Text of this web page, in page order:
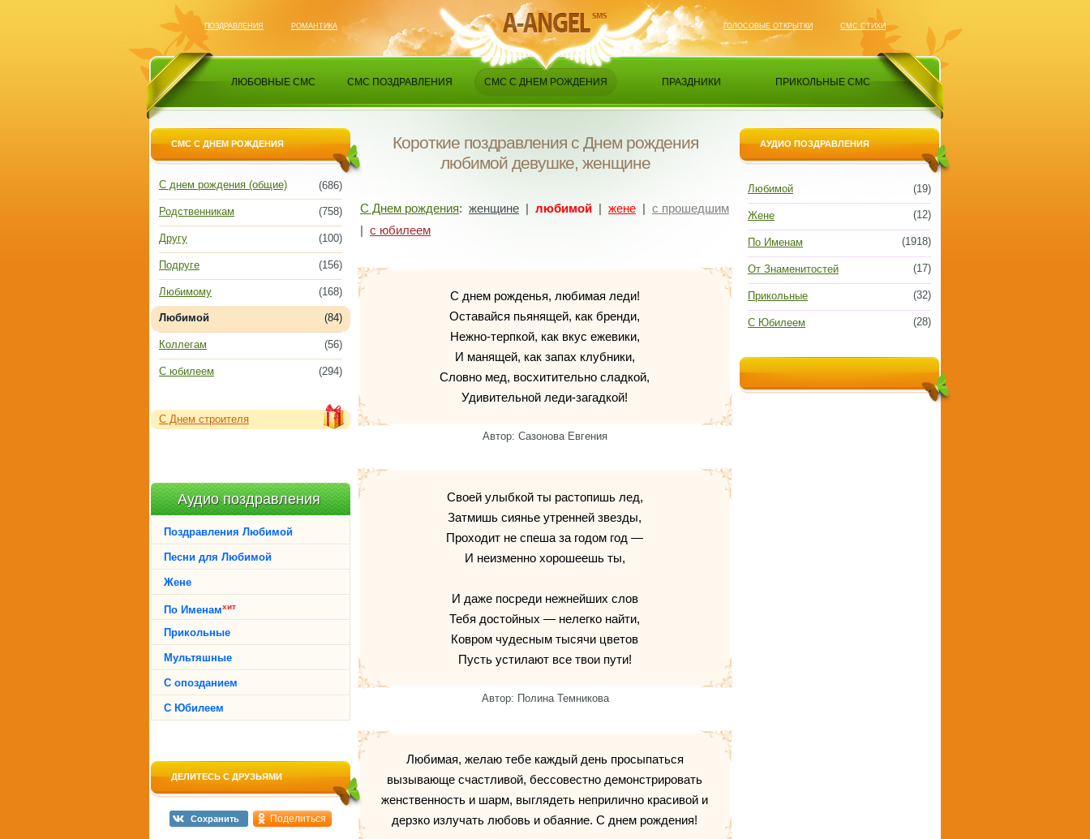
ПОЗДРАВЛЕНИЯ РОМАНТИКА ГОЛОСОВЫЕ ОТКРЫТКИ СМС СТИХИ
ЛЮБОВНЫЕ СМС СМС ПОЗДРАВЛЕНИЯ СМС С ДНЕМ РОЖДЕНИЯ ПРАЗДНИКИ ПРИКОЛЬНЫЕ СМС
Короткие поздравления с Днем рождения
любимой девушке, женщине
С Днем рождения: женщине | любимой | жене | с прошедшим
| с юбилеем
С днем рожденья, любимая леди!
Оставайся пьянящей, как бренди,
Нежно-терпкой, как вкус ежевики,
И манящей, как запах клубники,
Словно мед, восхитительно сладкой,
Удивительной леди-загадкой!
Автор: Сазонова Евгения
Своей улыбкой ты растопишь лед,
Затмишь сиянье утренней звезды,
Проходит не спеша за годом год —
И неизменно хорошеешь ты,
И даже посреди нежнейших слов
Тебя достойных — нелегко найти,
Ковром чудесным тысячи цветов
Пусть устилают все твои пути!
Автор: Полина Темникова
Любимая, желаю тебе каждый день просыпаться
вызывающе счастливой, бессовестно демонстрировать
женственность и шарм, выглядеть неприлично красивой и
дерзко излучать любовь и обаяние. С днем рождения!
СМС С ДНЕМ РОЖДЕНИЯ
(686)
С днем рождения (общие)
(758)
Родственникам
(100)
Другу
(156)
Подруге
(168)
Любимому
(84)
Любимой
(56)
Коллегам
(294)
С юбилеем
С Днем строителя
Аудио поздравления
Поздравления Любимой
Песни для Любимой
Жене
По Именамхит
Прикольные
Мультяшные
С опозданием
С Юбилеем
ДЕЛИТЕСЬ С ДРУЗЬЯМИ
Сохранить Поделиться
АУДИО ПОЗДРАВЛЕНИЯ
(19)
Любимой
(12)
Жене
(1918)
По Именам
(17)
От Знаменитостей
(32)
Прикольные
(28)
С Юбилеем